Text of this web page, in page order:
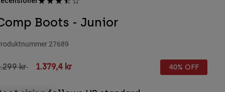
Boots - Junior
27689
reduced from
krto1.379,4 kr 40% OFF